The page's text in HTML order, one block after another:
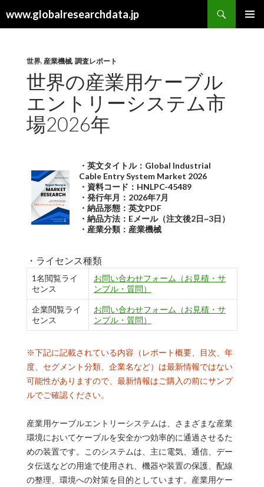
www.globalresearchdata.jp
索
世界, 産業機械, 調査レポート
世界の産業用ケーブル
エントリーシステム市
場2026年
・英文タイトル：Global Industrial
Cable Entry System Market 2026
・資料コード：HNLPC-45489
・発行年月：2026年7月
・納品形態：英文PDF
・納品方法：Eメール（注文後2日~3日）
・産業分類：産業機械
・ライセンス種類
1名閲覧ライ
センス
お問い合わせフォーム（お見積・サ
ンプル・質問）
企業閲覧ライ
センス
お問い合わせフォーム（お見積・サ
ンプル・質問）
※下記に記載されている内容（レポート概要、目次、年
度、セグメント分類、企業名など）は最新情報ではない
可能性がありますので、最新情報はご購入の前にサンプ
ルでご確認ください。
産業用ケーブルエントリーシステムは、さまざまな産業
環境においてケーブルを安全かつ効率的に通過させるた
めの装置です。このシステムは、主に電気、通信、デー
タ伝送などの用途で使用され、機器や装置の保護、配線
の整理、環境への対策を目的としています。産業用ケー